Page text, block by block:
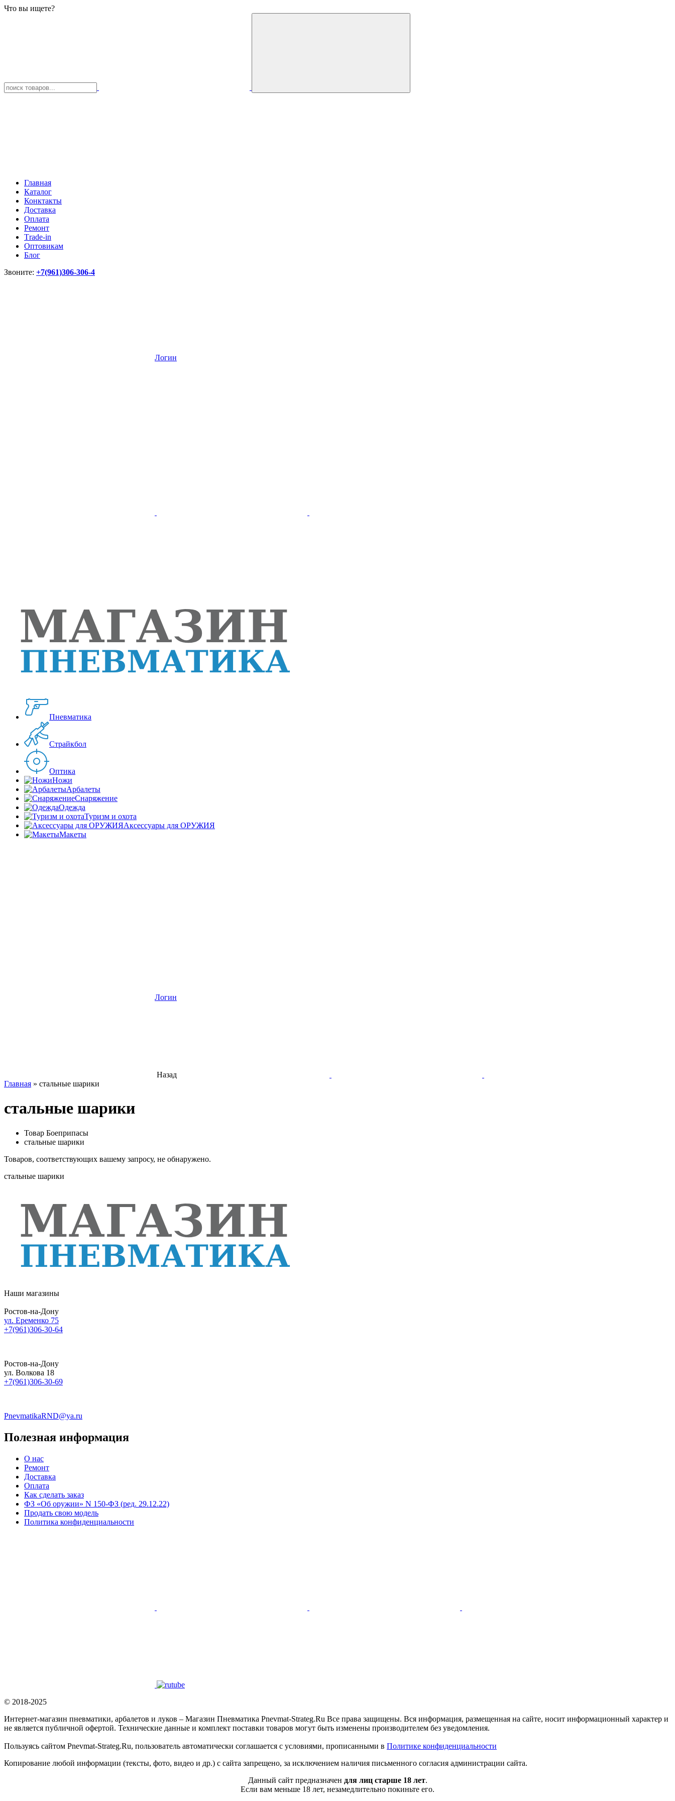
Что вы ищете?
Главная
Каталог
Конктакты
Доставка
Оплата
Ремонт
Тrade-in
Оптовикам
Блог
Звоните: +7(961)306-306-4
Логин
Пневматика
Страйкбол
Оптика
Ножи
Арбалеты
Снаряжение
Одежда
Туризм и охота
Аксессуары для ОРУЖИЯ
Макеты
Логин
Назад
Главная » стальные шарики
стальные шарики
Товар Боеприпасы
стальные шарики
Товаров, соответствующих вашему запросу, не обнаружено.
стальные шарики
Наши магазины
Ростов-на-Дону
ул. Еременко 75
+7(961)306-30-64
Ростов-на-Дону
ул. Волкова 18
+7(961)306-30-69
PnevmatikaRND@ya.ru
Полезная информация
О нас
Ремонт
Доставка
Оплата
Как сделать заказ
ФЗ «Об оружии» N 150-ФЗ (ред. 29.12.22)
Продать свою модель
Политика конфиденциальности
© 2018-2025
Интернет-магазин пневматики, арбалетов и луков – Магазин Пневматика Pnevmat-Strateg.Ru Все права защищены. Вся информация, размещенная на сайте, носит информационный характер и
не является публичной офертой. Технические данные и комплект поставки товаров могут быть изменены производителем без уведомления.
Пользуясь сайтом Pnevmat-Strateg.Ru, пользователь автоматически соглашается с условиями, прописанными в Политике конфиденциальности
Копирование любой информации (тексты, фото, видео и др.) с сайта запрещено, за исключением наличия письменного согласия администрации сайта.
Данный сайт предназначен для лиц старше 18 лет.
Если вам меньше 18 лет, незамедлительно покиньте его.